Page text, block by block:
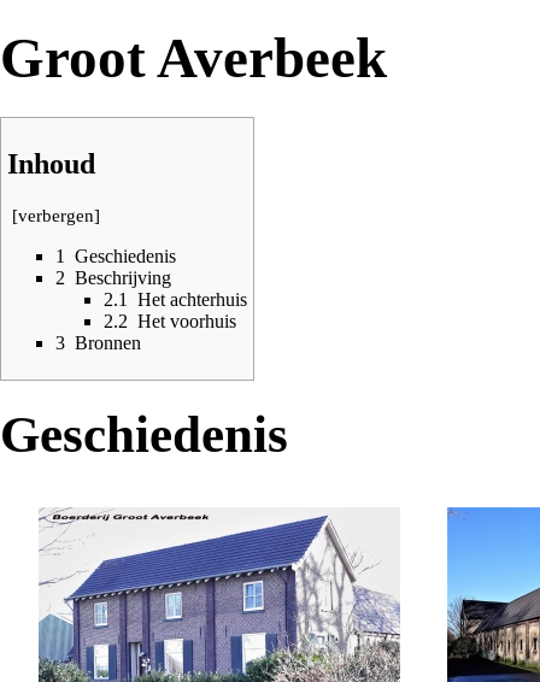
Groot Averbeek
Inhoud
[verbergen]
1
Geschiedenis
2 Beschrijving
2.1
Het achterhuis
2.2 Het voorhuis
3 Bronnen
Geschiedenis